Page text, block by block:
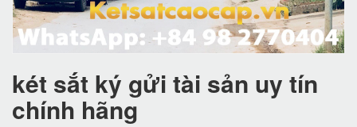
két sắt ký gửi tài sản uy tín
chính hãng